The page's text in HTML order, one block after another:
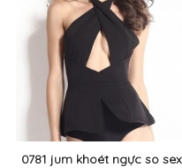
0781 jum khoét ngực so